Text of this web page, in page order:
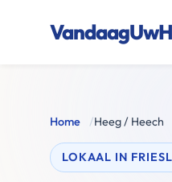
Home /Heeg / Heech
LOKAAL IN